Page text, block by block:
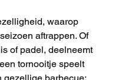
waarop
aftrappen. Of
of padel, deelneemt
tornooitje speelt
gezellige barbecue: